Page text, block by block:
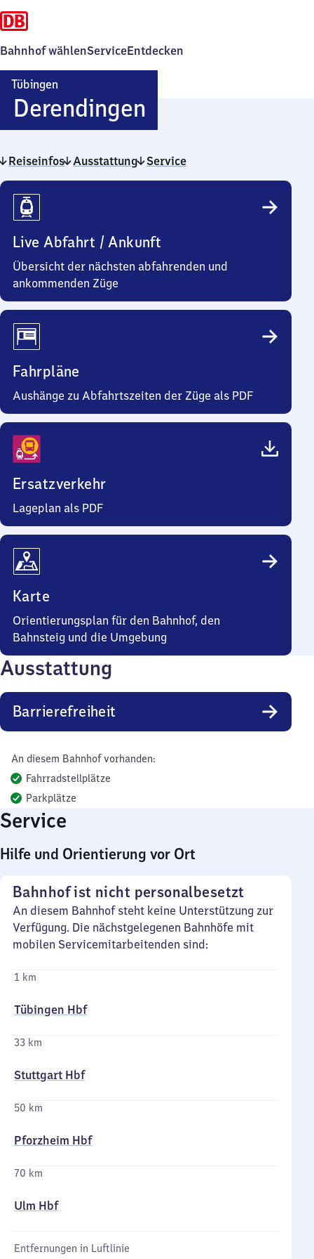
Bahnhof wählenServiceEntdecken
Tübingen
DerendingenTübingen-
Derendingen
Reiseinfos Ausstattung Service
Reiseinfos
Live Abfahrt / Ankunft
Übersicht der nächsten abfahrenden und
ankommenden Züge
Fahrpläne
Aushänge zu Abfahrtszeiten der Züge als PDF
Ersatzverkehr
Lageplan als PDF
Karte
Orientierungsplan für den Bahnhof, den
Bahnsteig und die Umgebung
Ausstattung
Barrierefreiheit
An diesem Bahnhof vorhanden:
Fahrradstellplätze
Parkplätze
Service
Hilfe und Orientierung vor Ort
Bahnhof ist nicht personalbesetzt
An diesem Bahnhof steht keine Unterstützung zur
Verfügung. Die nächstgelegenen Bahnhöfe mit
mobilen Servicemitarbeitenden sind:
1 km
Tübingen Hbf
33 km
Stuttgart Hbf
50 km
Pforzheim Hbf
70 km
Ulm Hbf
Entfernungen in Luftlinie